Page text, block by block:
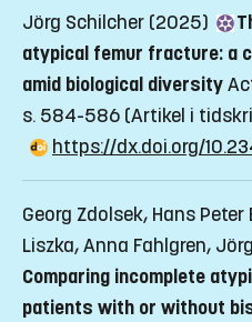
Jörg Schilcher (2025)
atypical femur fracture: a
amid biological diversity
s. 584-586 (Artikel i
https://dx.doi.org/
Georg Zdolsek, Hans
Liszka, Anna Fahlgren,
Comparing incomplete
patients with or without